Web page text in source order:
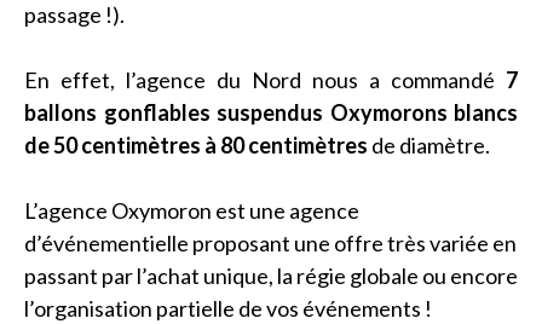
passage !).
En effet, l’agence du Nord nous a commandé 7
ballons gonflables suspendus Oxymorons blancs
de 50 centimètres à 80 centimètres de diamètre.
L’agence Oxymoron est une agence
d’événementielle proposant une offre très variée en
passant par l’achat unique, la régie globale ou encore
l’organisation partielle de vos événements !